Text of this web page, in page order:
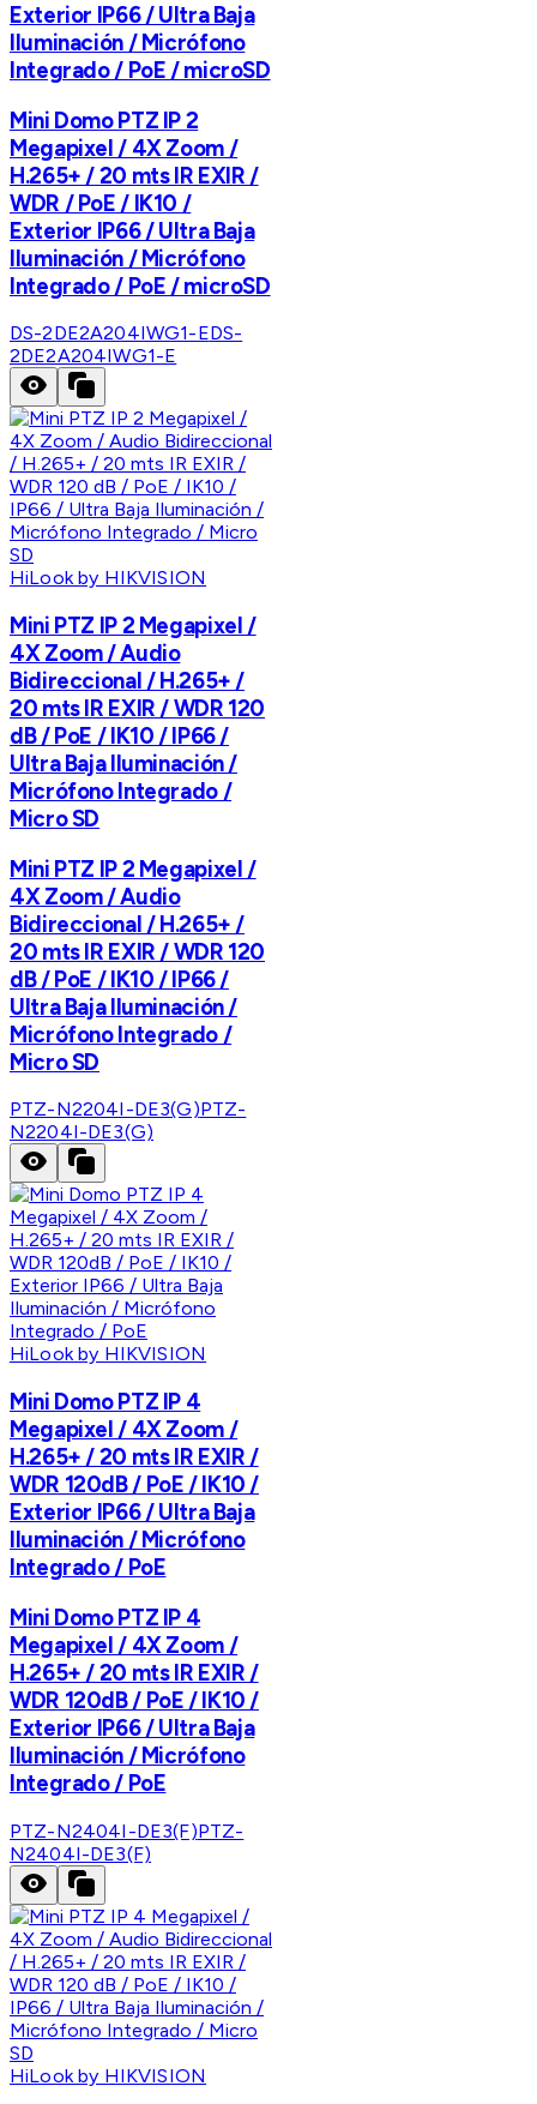
Exterior IP66 / Ultra Baja
Iluminación / Micrófono
Integrado / PoE / microSD
Mini Domo PTZ IP 2
Megapixel / 4X Zoom /
H.265+ / 20 mts IR EXIR /
WDR / PoE / IK10 /
Exterior IP66 / Ultra Baja
Iluminación / Micrófono
Integrado / PoE / microSD
DS-2DE2A204IWG1-EDS-
2DE2A204IWG1-E
HiLook by HIKVISION
Mini PTZ IP 2 Megapixel /
4X Zoom / Audio
Bidireccional / H.265+ /
20 mts IR EXIR / WDR 120
dB / PoE / IK10 / IP66 /
Ultra Baja Iluminación /
Micrófono Integrado /
Micro SD
Mini PTZ IP 2 Megapixel /
4X Zoom / Audio
Bidireccional / H.265+ /
20 mts IR EXIR / WDR 120
dB / PoE / IK10 / IP66 /
Ultra Baja Iluminación /
Micrófono Integrado /
Micro SD
PTZ-N2204I-DE3(G)PTZ-
N2204I-DE3(G)
HiLook by HIKVISION
Mini Domo PTZ IP 4
Megapixel / 4X Zoom /
H.265+ / 20 mts IR EXIR /
WDR 120dB / PoE / IK10 /
Exterior IP66 / Ultra Baja
Iluminación / Micrófono
Integrado / PoE
Mini Domo PTZ IP 4
Megapixel / 4X Zoom /
H.265+ / 20 mts IR EXIR /
WDR 120dB / PoE / IK10 /
Exterior IP66 / Ultra Baja
Iluminación / Micrófono
Integrado / PoE
PTZ-N2404I-DE3(F)PTZ-
N2404I-DE3(F)
HiLook by HIKVISION